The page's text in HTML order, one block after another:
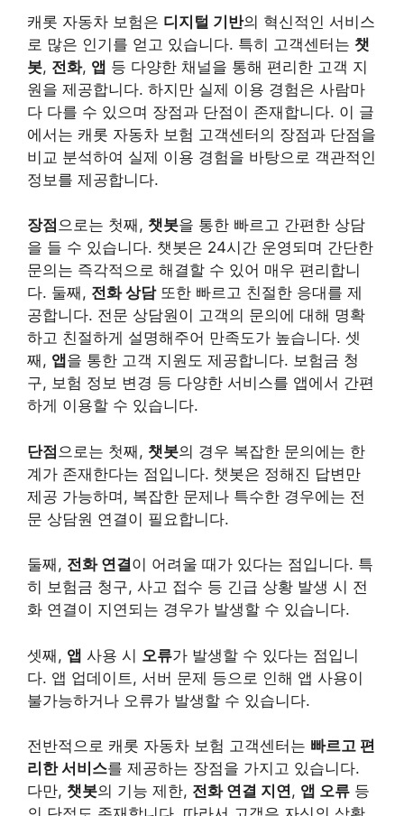
캐롯 자동차 보험은 디지털 기반의 혁신적인 서비스
로 많은 인기를 얻고 있습니다. 특히 고객센터는 챗
봇, 전화, 앱 등 다양한 채널을 통해 편리한 고객 지
원을 제공합니다. 하지만 실제 이용 경험은 사람마
다 다를 수 있으며 장점과 단점이 존재합니다. 이 글
에서는 캐롯 자동차 보험 고객센터의 장점과 단점을
비교 분석하여 실제 이용 경험을 바탕으로 객관적인
정보를 제공합니다.
장점 으로는 첫째, 챗봇을 통한 빠르고 간편한 상담
을 들 수 있습니다. 챗봇은 24시간 운영되며 간단한
문의는 즉각적으로 해결할 수 있어 매우 편리합니
다. 둘째, 전화 상담또한 빠르고 친절한 응대를 제
공합니다. 전문 상담원이 고객의 문의에 대해 명확
하고 친절하게 설명해주어 만족도가 높습니다. 셋
째, 앱 을 통한 고객 지원도 제공합니다. 보험금 청
구, 보험 정보 변경 등 다양한 서비스를 앱에서 간편
하게 이용할 수 있습니다.
단점 으로는 첫째, 챗봇의 경우 복잡한 문의에는 한
계가 존재한다는 점입니다. 챗봇은 정해진 답변만
제공 가능하며, 복잡한 문제나 특수한 경우에는 전
문 상담원 연결이 필요합니다.
둘째, 전화 연결이 어려울 때가 있다는 점입니다. 특
히 보험금 청구, 사고 접수 등 긴급 상황 발생 시 전
화 연결이 지연되는 경우가 발생할 수 있습니다.
셋째, 앱 사용 시 오류가 발생할 수 있다는 점입니
다. 앱 업데이트, 서버 문제 등으로 인해 앱 사용이
불가능하거나 오류가 발생할 수 있습니다.
전반적으로 캐롯 자동차 보험 고객센터는 빠르고 편
리한 서비스를 제공하는 장점을 가지고 있습니다.
다만, 챗봇의 기능 제한, 전화 연결 지연, 앱 오류 등